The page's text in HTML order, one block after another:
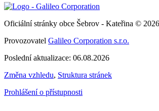
Oficiální stránky obce Šebrov - Kateřina © 2026
Provozovatel Galileo Corporation s.r.o.
Poslední aktualizace: 06.08.2026
Změna vzhledu, Struktura stránek
Prohlášení o přístupnosti